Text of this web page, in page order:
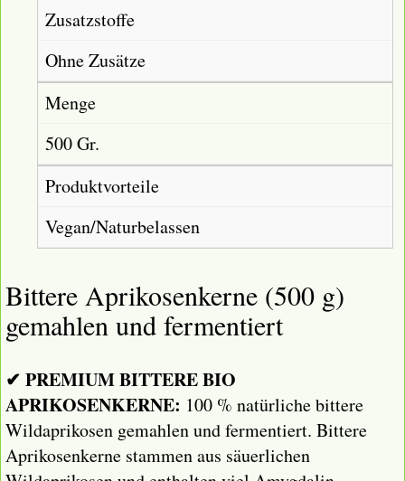
Zusatzstoffe
Ohne Zusätze
Menge
500 Gr.
Produktvorteile
Vegan/Naturbelassen
Bittere Aprikosenkerne (500 g)
gemahlen und fermentiert
✔ PREMIUM BITTERE BIO
APRIKOSENKERNE: 100 % natürliche bittere
Wildaprikosen gemahlen und fermentiert. Bittere
Aprikosenkerne stammen aus säuerlichen